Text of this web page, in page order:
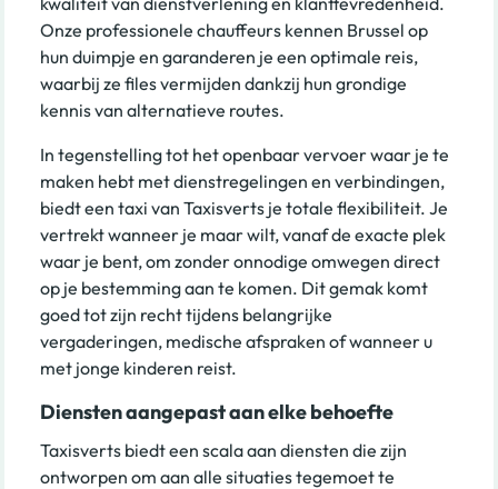
Onze professionele chauffeurs kennen Brussel op
hun duimpje en garanderen je een optimale reis,
waarbij ze files vermijden dankzij hun grondige
kennis van alternatieve routes.
In tegenstelling tot het openbaar vervoer waar je te
maken hebt met dienstregelingen en verbindingen,
biedt een taxi van Taxisverts je totale flexibiliteit. Je
vertrekt wanneer je maar wilt, vanaf de exacte plek
waar je bent, om zonder onnodige omwegen direct
op je bestemming aan te komen. Dit gemak komt
goed tot zijn recht tijdens belangrijke
vergaderingen, medische afspraken of wanneer u
met jonge kinderen reist.
Diensten aangepast aan elke behoefte
Taxisverts biedt een scala aan diensten die zijn
ontworpen om aan alle situaties tegemoet te